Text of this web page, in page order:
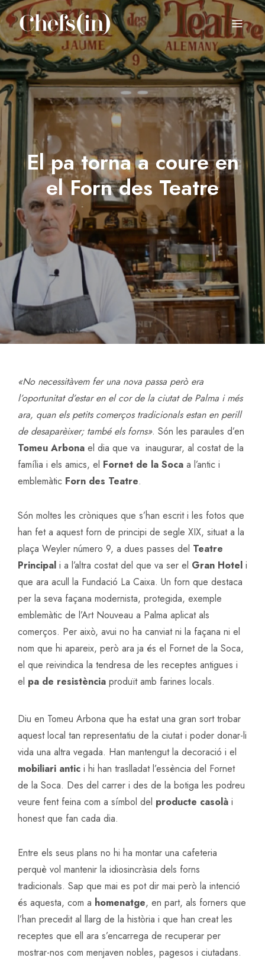
CHEFS(IN)
Local Gastronomy Adventures
El pa torna a coure en
el Forn des Teatre
«No necessitàvem fer una nova passa però era
l’oportunitat d’estar en el cor de la ciutat de Palma i més
ara, quan els petits comerços tradicionals estan en perill
de desaparèixer; també els forns». Són les paraules d’en
Tomeu Arbona el dia que va inaugurar, al costat de la
família i els amics, el Fornet de la Soca a l’antic i
emblemàtic Forn des Teatre.
Són moltes les cròniques que s’han escrit i les fotos que
han fet a aquest forn de principi de segle XIX, situat a la
plaça Weyler número 9, a dues passes del Teatre
Principal i a l’altra costat del que va ser el Gran Hotel i
que ara acull la Fundació La Caixa. Un forn que destaca
per la seva façana modernista, protegida, exemple
emblemàtic de l’Art Nouveau a Palma aplicat als
comerços. Per això, avui no ha canviat ni la façana ni el
nom que hi apareix, però ara ja és el Fornet de la Soca,
el que reivindica la tendresa de les receptes antigues i
el pa de resistència produït amb farines locals.
Diu en Tomeu Arbona que ha estat una gran sort trobar
aquest local tan representatiu de la ciutat i poder donar-li
vida una altra vegada. Han mantengut la decoració i el
mobiliari antic i hi han traslladat l’essència del Fornet
de la Soca. Des del carrer i des de la botiga les podreu
veure fent feina com a símbol del producte casolà i
honest que fan cada dia.
Entre els seus plans no hi ha montar una cafeteria
perquè vol mantenir la idiosincràsia dels forns
tradicionals. Sap que mai es pot dir mai però la intenció
és aquesta, com a homenatge, en part, als forners que
l’han precedit al llarg de la història i que han creat les
receptes que ell ara s’encarrega de recuperar per
mostrar-nos com menjaven nobles, pagesos i ciutadans.